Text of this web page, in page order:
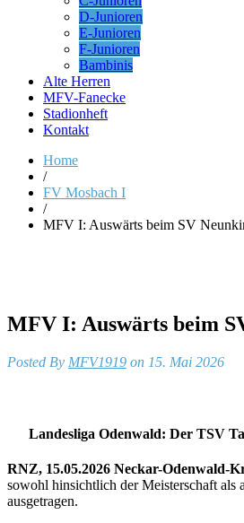
D-Junioren
E-Junioren
F-Junioren
Bambinis
Alte Herren
MFV-Fanecke
Stadionheft
Kontakt
Home
/
FV Mosbach I
/
MFV I: Auswärts beim SV
MFV I: Auswärts beim
Posted By MFV1919 on 15. Mai 2026
Landesliga Odenwald: Der TSV
RNZ, 15.05.2026 Neckar-Odenwald-
sowohl hinsichtlich der Meisterschaft als
ausgetragen.